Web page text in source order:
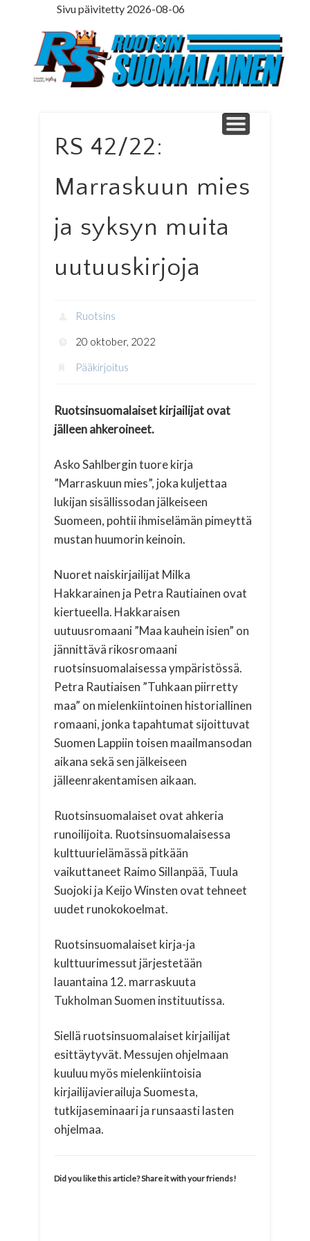
Sivu päivitetty 2026-08-06
ETUSIVU
PÄÄKIRJOITUS
MINNE MENNÄ
ILMOITUSOSASTO
LEHTITILAUS
NETTILEHTI
LEDARE PÅ SVENSKA
YHTEYSTIEDOT
RS 42/22:
Marraskuun mies
ja syksyn muita
uutuuskirjoja
Ruotsins
20 oktober, 2022
Pääkirjoitus
Ruotsinsuomalaiset kirjailijat ovat
jälleen ahkeroineet.
Asko Sahlbergin tuore kirja
”Marraskuun mies”, joka kuljettaa
lukijan sisällissodan jälkeiseen
Suomeen, pohtii ihmiselämän pimeyttä
mustan huumorin keinoin.
Nuoret naiskirjailijat Milka
Hakkarainen ja Petra Rautiainen ovat
kiertueella. Hakkaraisen
uutuusromaani ”Maa kauhein isien” on
jännittävä rikosromaani
ruotsinsuomalaisessa ympäristössä.
Petra Rautiaisen ”Tuhkaan piirretty
maa” on mielenkiintoinen historiallinen
romaani, jonka tapahtumat sijoittuvat
Suomen Lappiin toisen maailmansodan
aikana sekä sen jälkeiseen
jälleenrakentamisen aikaan.
Ruotsinsuomalaiset ovat ahkeria
runoilijoita. Ruotsinsuomalaisessa
kulttuurielämässä pitkään
vaikuttaneet Raimo Sillanpää, Tuula
Suojoki ja Keijo Winsten ovat tehneet
uudet runokokoelmat.
Ruotsinsuomalaiset kirja-ja
kulttuurimessut järjestetään
lauantaina 12. marraskuuta
Tukholman Suomen instituutissa.
Siellä ruotsinsuomalaiset kirjailijat
esittäytyvät. Messujen ohjelmaan
kuuluu myös mielenkiintoisia
kirjailijavierailuja Suomesta,
tutkijaseminaari ja runsaasti lasten
ohjelmaa.
Did you like this article? Share it with your friends!